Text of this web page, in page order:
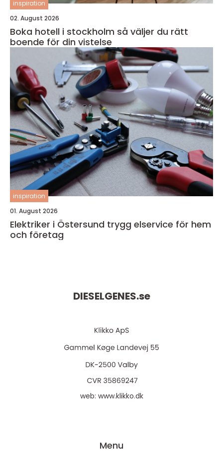
inspiration
02. August 2026
Boka hotell i stockholm så väljer du rätt
boende för din vistelse
inspiration
01. August 2026
Elektriker i Östersund trygg elservice för hem
och företag
DIESELGENES.se
web: www.klikko.dk
Menu